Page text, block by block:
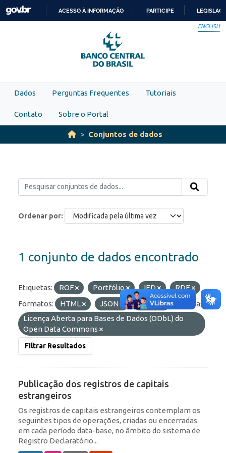
Skip to main content
PARA
O
CONTEÚDO
ACESSO À INFORMAÇÃO PARTICIPE
ENGLISH
Dados Perguntas Frequentes Tutoriais
Contato Sobre o Portal
Conjuntos de dados
Ordenar por
1 conjunto de dados encontrado
Etiquetas: ROF Portfólio IED
RDE
Formatos:
HTML JSON OData
Licenças:
Licença Aberta para Bases de Dados (ODbL) do
Open Data Commons
Filtrar Resultados
Publicação dos registros de capitais
estrangeiros
Os registros de capitais estrangeiros contemplam os
seguintes tipos de operações, criadas ou encerradas
em cada período data-base, no âmbito do sistema de
Registro Declaratório...